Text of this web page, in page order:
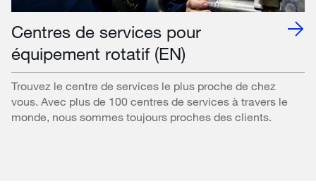
Centres de services pour
équipement rotatif (EN)
Trouvez le centre de services le plus proche de chez
vous. Avec plus de 100 centres de services à travers le
monde, nous sommes toujours proches des clients.